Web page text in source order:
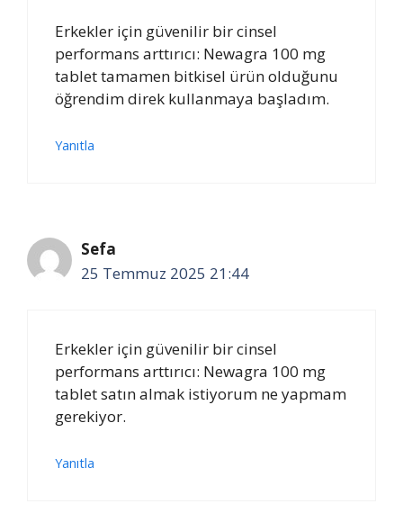
Erkekler için güvenilir bir cinsel
performans arttırıcı: Newagra 100 mg
tablet tamamen bitkisel ürün olduğunu
öğrendim direk kullanmaya başladım.
Yanıtla
Sefa
25 Temmuz 2025 21:44
Erkekler için güvenilir bir cinsel
performans arttırıcı: Newagra 100 mg
tablet satın almak istiyorum ne yapmam
gerekiyor.
Yanıtla